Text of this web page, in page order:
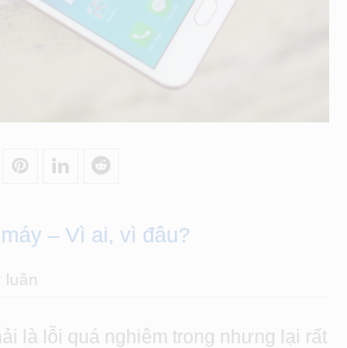
– Vì ai, vì đâu?
luân
là lỗi quá nghiêm trong nhưng lại rất